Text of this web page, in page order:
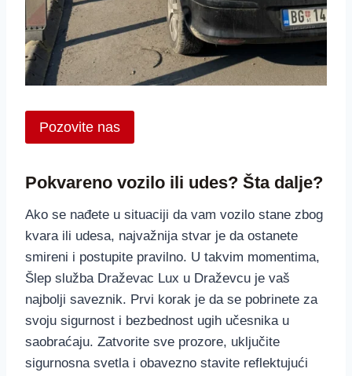
Pozovite nas
Pokvareno vozilo ili udes? Šta dalje?
Ako se nađete u situaciji da vam vozilo stane zbog
kvara ili udesa, najvažnija stvar je da ostanete
smireni i postupite pravilno. U takvim momentima,
Šlep služba Draževac Lux u Draževcu je vaš
najbolji saveznik. Prvi korak je da se pobrinete za
svoju sigurnost i bezbednost ugih učesnika u
saobraćaju. Zatvorite sve prozore, uključite
sigurnosna svetla i obavezno stavite reflektujući